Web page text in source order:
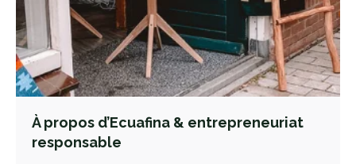
À propos d’Ecuafina & entrepreneuriat
responsable